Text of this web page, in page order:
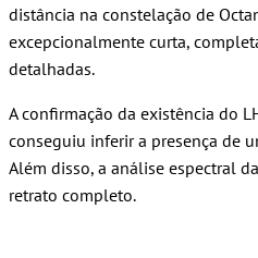
distância na constelação de
excepcionalmente curta,
detalhadas.
A confirmação da existência do
conseguiu inferir a presença de
Além disso, a análise espectral
retrato completo.